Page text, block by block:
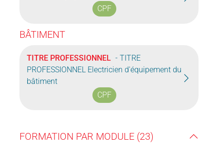
CPF
BÂTIMENT
TITRE PROFESSIONNEL - TITRE
PROFESSIONNEL Electricien d'équipement du
bâtiment
CPF
FORMATION PAR MODULE (23)